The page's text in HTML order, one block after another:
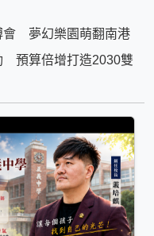
會 夢幻樂園萌翻南港
預算倍增打造2030雙